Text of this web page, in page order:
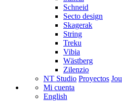
Schneid
Secto design
Skagerak
String
Treku
Vibia
Wästberg
Zilenzio
NT Studio Proyectos
Mi cuenta
English